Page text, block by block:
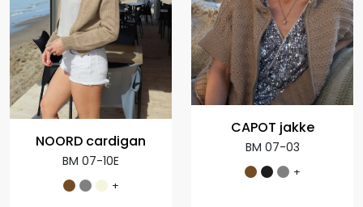
NOORD cardigan
BM 07-10E
+
CAPOT jakke
BM 07-03
+